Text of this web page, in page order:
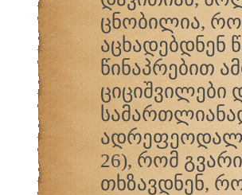
ცნობილია,
აცხადებდნენ
წინაპრებით
ციციშვილები
26), რომ
თხზავდნენ,